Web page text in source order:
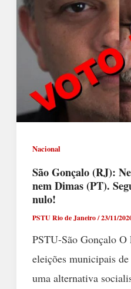
Nacional
São Gonçalo (RJ):
nem Dimas (PT).
nulo!
PSTU Rio de Janeiro/23/11/
PSTU-São Gonçalo
eleições municipais
uma alternativa